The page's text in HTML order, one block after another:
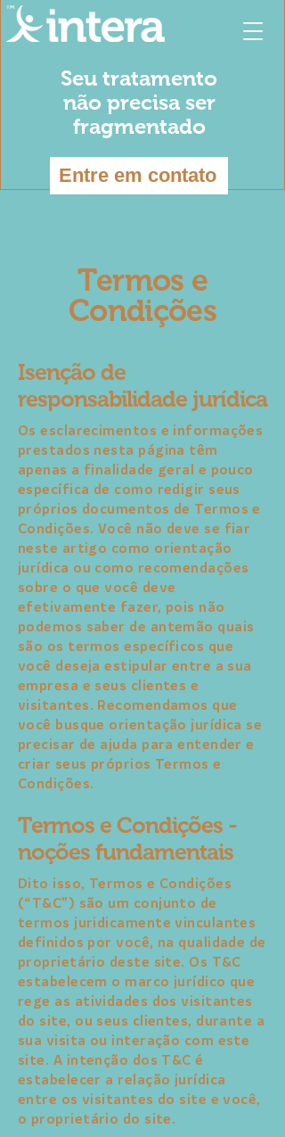
Seu tratamento
não precisa ser
fragmentado
Entre em contato
Termos e
Condições
Isenção de
responsabilidade jurídica
Os esclarecimentos e informações
prestados nesta página têm
apenas a finalidade geral e pouco
específica de como redigir seus
próprios documentos de Termos e
Condições. Você não deve se fiar
neste artigo como orientação
jurídica ou como recomendações
sobre o que você deve
efetivamente fazer, pois não
podemos saber de antemão quais
são os termos específicos que
você deseja estipular entre a sua
empresa e seus clientes e
visitantes. Recomendamos que
você busque orientação jurídica se
precisar de ajuda para entender e
criar seus próprios Termos e
Condições.
Termos e Condições -
noções fundamentais
Dito isso, Termos e Condições
(“T&C”) são um conjunto de
termos juridicamente vinculantes
definidos por você, na qualidade de
proprietário deste site. Os T&C
estabelecem o marco jurídico que
rege as atividades dos visitantes
do site, ou seus clientes, durante a
sua visita ou interação com este
site. A intenção dos T&C é
estabelecer a relação jurídica
entre os visitantes do site e você,
o proprietário do site.